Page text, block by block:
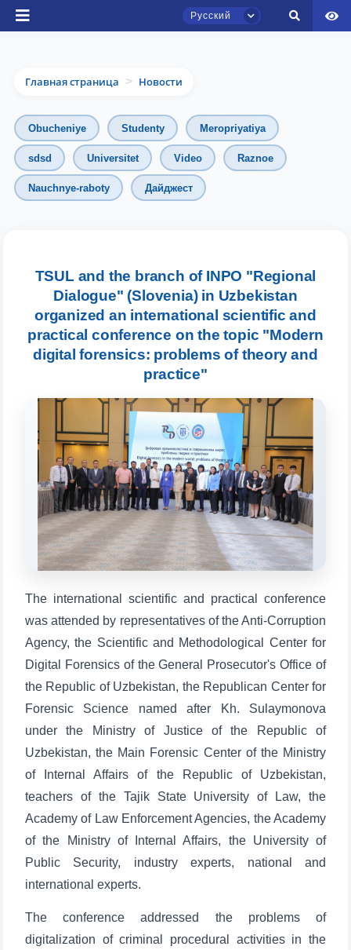
Русский
Главная страница > Новости
Obucheniye Studenty Meropriyatiya
sdsd Universitet Video Raznoe
Nauchnye-raboty Дайджест
TSUL and the branch of INPO "Regional
Dialogue" (Slovenia) in Uzbekistan
organized an international scientific and
practical conference on the topic "Modern
digital forensics: problems of theory and
practice"
The international scientific and practical conference
was attended by representatives of the Anti-Corruption
Agency, the Scientific and Methodological Center for
Digital Forensics of the General Prosecutor's Office of
the Republic of Uzbekistan, the Republican Center for
Forensic Science named after Kh. Sulaymonova
under the Ministry of Justice of the Republic of
Uzbekistan, the Main Forensic Center of the Ministry
of Internal Affairs of the Republic of Uzbekistan,
teachers of the Tajik State University of Law, the
Academy of Law Enforcement Agencies, the Academy
of the Ministry of Internal Affairs, the University of
Public Security, industry experts, national and
international experts.
The conference addressed the problems of
digitalization of criminal procedural activities in the
Здравствуйте! Добро пожаловать в чат
приёмной комиссии ТГЮУ.
Оставляйте здесь свои обращения по
вопросам приёма.
Выберите тему — затем появятся
конкретные вопросы:
2. Документы (магистр) (4)
3. Собеседование (бакалавр) (8)
4. Собеседование (магистр) (5) 5. Стоимость обучения (2)
6. Онлайн-заявки (15) 7. Колл-центр (4)
8. Квота (бакалавриат) (1) 9. Квота (магистратура) (1)
✉️ Написать администратору